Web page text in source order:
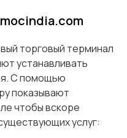
торговый терминал
устанавливать
С помощью
показывают
чтобы вскоре
услуг: